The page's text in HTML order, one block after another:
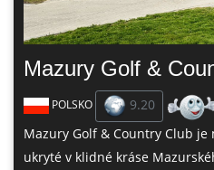
Mazury Golf &
POLSKO
9.20
Mazury Golf & Country Club
ukryté v klidné kráse